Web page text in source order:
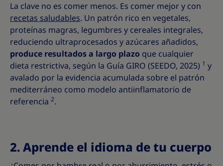
La clave no es comer menos. Es comer mejor y con
recetas saludables. Un patrón rico en vegetales,
proteínas magras, legumbres y cereales integrales,
reduciendo ultraprocesados y azúcares añadidos,
produce resultados a largo plazo que cualquier
dieta restrictiva, según la Guía GIRO (SEEDO, 2025) 1 y
avalado por la evidencia acumulada sobre el patrón
mediterráneo como modelo antiinflamatorio de
referencia 2.
2. Aprende el idioma de tu cuerpo